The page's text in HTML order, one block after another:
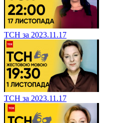
ТСН за 2023.11.17
ТСН за 2023.11.17